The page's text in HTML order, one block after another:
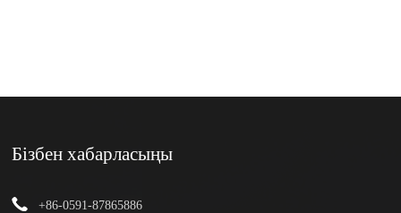
Бізбен хабарласыңы
+86-0591-87865886